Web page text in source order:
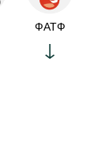
ФАТФ